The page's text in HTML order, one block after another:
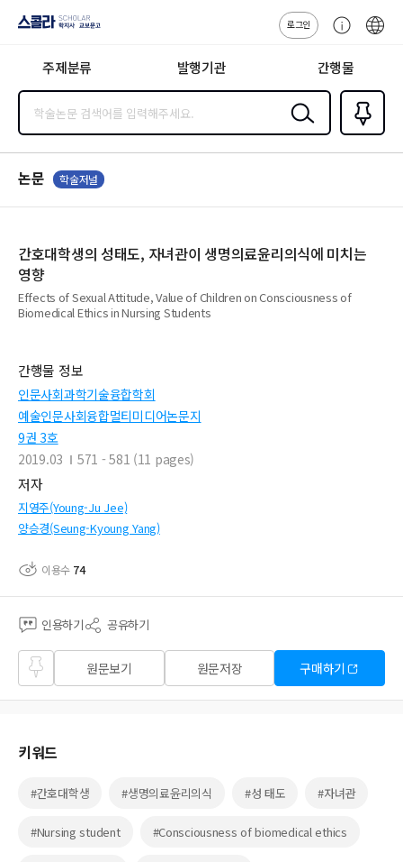
지사·교보문고
로그인
센
주제분류 발행기관 간행물
검색
즐겨찾
기0
논문 학술저널
간호대학생의 성태도, 자녀관이 생명의료윤리의식에 미치는
영향
Effects of Sexual Attitude, Value of Children on Consciousness of
Biomedical Ethics in Nursing Students
간행물 정보
인문사회과학기술융합학회
예술인문사회융합멀티미디어논문지
9권 3호
2019.03
571 - 581 (11 pages)
저자
지영주(Young-Ju Jee)
양승경(Seung-Kyoung Yang)
이용수 74
인용하기 공유하기
즐겨
찾기
원문보기 원문저장 구매하기
키워드
#간호대학생 #생명의료윤리의식 #성 태도 #자녀관
#Nursing student #Consciousness of biomedical ethics